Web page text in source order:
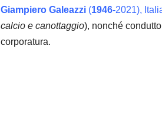
Giampiero Galeazzi (1946-2021),
calcio e canottaggio), nonché
corporatura.